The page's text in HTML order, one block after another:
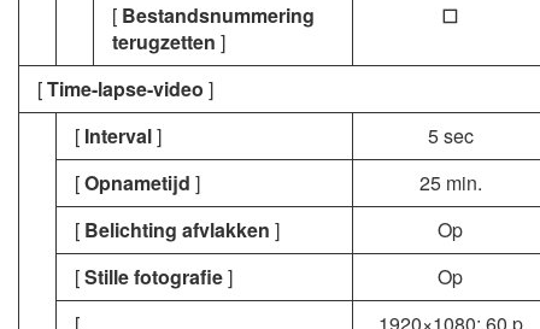
[ Bestandsnummering
terugzetten ]
U
[Time-lapse-video ]
[ Interval]
5 sec
[Opnametijd ]
25 min.
[ Belichting afvlakken ]
Op
[Stille fotografie]
Op